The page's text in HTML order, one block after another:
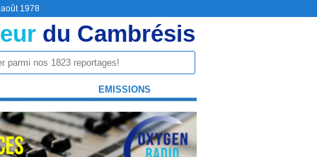
1978
du Cambrésis
EMISSIONS